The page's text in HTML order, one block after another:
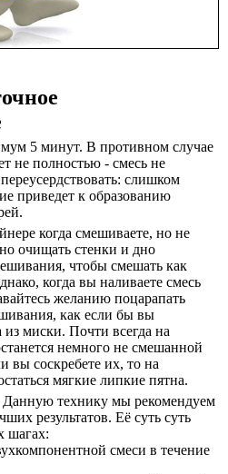
5 минут. В противном случае
не полностью - смесь не
слишком
приведет к образованию
когда смешиваете, но не
очищать стенки и дно
чтобы смешать как
когда вы наливаете смесь
желанию поцарапать
как если бы вы
из миски. Почти всегда на
немного не смешанной
вы соскребете их, то на
мягкие липкие пятна.
Данную технику мы рекомендуем
результатов. Её суть суть
шагах:
смеси в течение